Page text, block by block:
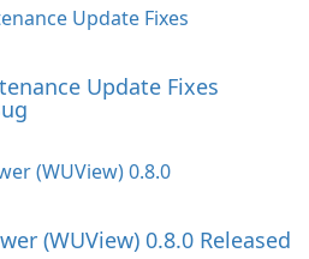
Update Fixes
(WUView) 0.8.0 Released